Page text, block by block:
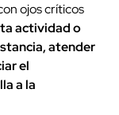
ojos críticos
actividad o
atender
el
a la